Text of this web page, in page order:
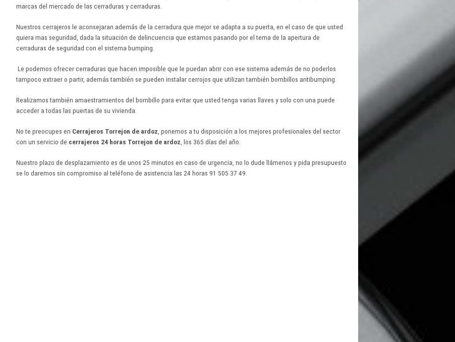
marcas del mercado de las cerraduras y cerraduras.
Nuestros cerrajeros le aconsejaran además de la cerradura que mejor se adapta a su puerta, en el caso de que usted
quiera mas seguridad, dada la situación de delincuencia que estamos pasando por el tema de la apertura de
cerraduras de seguridad con el sistema bumping.
Le podemos ofrecer cerraduras que hacen imposible que le puedan abrir con ese sistema además de no poderlos
tampoco extraer o partir, además también se pueden instalar cerrojos que utilizan también bombillos antibumping.
Realizamos también amaestramientos del bombillo para evitar que usted tenga varias llaves y solo con una puede
acceder a todas las puertas de su vivienda.
No te preocupes en Cerrajeros Torrejon de ardoz , ponemos a tu disposición a los mejores profesionales del sector
con un servicio de cerrajeros 24 horas Torrejon de ardoz , los 365 días del año.
Nuestro plazo de desplazamiento es de unos 25 minutos en caso de urgencia, no lo dude llámenos y pida presupuesto
se lo daremos sin compromiso al teléfono de asistencia las 24 horas 91 505 37 49.